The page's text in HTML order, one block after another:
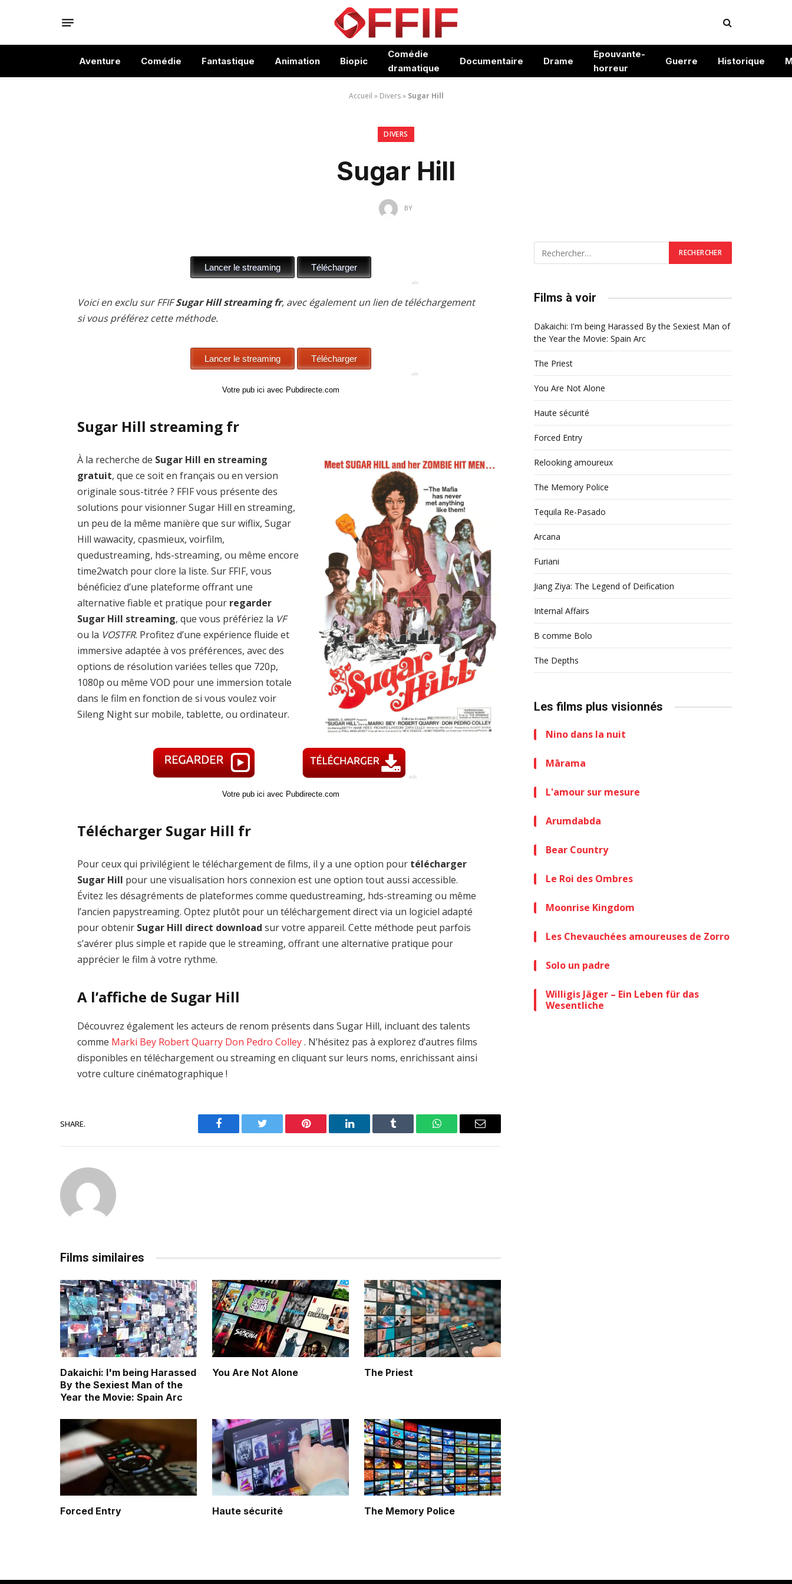
Aventure Comédie Fantastique Animation Biopic
Comédie
dramatique
Documentaire Drame
Epouvante-
horreur
Guerre Historique
Accueil » Divers» Sugar Hill
DIVERS
Sugar Hill
BY
Voici en exclu sur FFIFSugar Hill streaming fr, avec également un lien de téléchargement
si vous préférez cette méthode.
Votre pub ici avec Pubdirecte.com
Sugar Hill streaming fr
À la recherche de Sugar Hill en streaming
gratuit, que ce soit en français ou en version
originale sous-titrée ? FFIF vous présente des
solutions pour visionner Sugar Hill en streaming,
un peu de la même manière que sur wiflix, Sugar
Hill wawacity, cpasmieux, voirfilm,
quedustreaming, hds-streaming, ou même encore
time2watch pour clore la liste. Sur FFIF, vous
bénéficiez d’une plateforme offrant une
alternative fiable et pratique pour regarder
Sugar Hill streaming, que vous préfériez la VF
ou la VOSTFR. Profitez d’une expérience fluide et
immersive adaptée à vos préférences, avec des
options de résolution variées telles que 720p,
1080p ou même VOD pour une immersion totale
dans le film en fonction de si vous voulez voir
Sileng Night sur mobile, tablette, ou ordinateur.
Votre pub ici avec Pubdirecte.com
Télécharger Sugar Hill fr
Pour ceux qui privilégient le téléchargement de films, il y a une option pour télécharger
Sugar Hill pour une visualisation hors connexion est une option tout aussi accessible.
Évitez les désagréments de plateformes comme quedustreaming, hds-streaming ou même
l’ancien papystreaming. Optez plutôt pour un téléchargement direct via un logiciel adapté
pour obtenir Sugar Hill direct download sur votre appareil. Cette méthode peut parfois
s’avérer plus simple et rapide que le streaming, offrant une alternative pratique pour
apprécier le film à votre rythme.
A l’affiche de Sugar Hill
Découvrez également les acteurs de renom présents dans Sugar Hill, incluant des talents
comme Marki Bey Robert Quarry Don Pedro Colley. N’hésitez pas à explorez d’autres films
disponibles en téléchargement ou streaming en cliquant sur leurs noms, enrichissant ainsi
votre culture cinématographique !
SHARE.
Facebook Twitter Pinterest LinkedIn Tumblr WhatsAppEmail
Films similaires
Dakaichi: I'm being Harassed
By the Sexiest Man of the
Year the Movie: Spain Arc
You Are Not Alone The Priest
Forced Entry Haute sécurité The Memory Police
Films à voir
Dakaichi: I'm being Harassed By the Sexiest Man of
the Year the Movie: Spain Arc
The Priest
You Are Not Alone
Haute sécurité
Forced Entry
Relooking amoureux
The Memory Police
Tequila Re-Pasado
Arcana
Furiani
Jiang Ziya: The Legend of Deification
Internal Affairs
B comme Bolo
The Depths
Les films plus visionnés
Nino dans la nuit
Mārama
L'amour sur mesure
Arumdabda
Bear Country
Le Roi des Ombres
Moonrise Kingdom
Les Chevauchées amoureuses de Zorro
Solo un padre
Willigis Jäger – Ein Leben für das
Wesentliche